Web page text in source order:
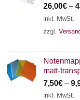
26,00€ –
inkl. MwSt.
zzgl.
matt-
7,50€ –
inkl. MwSt.